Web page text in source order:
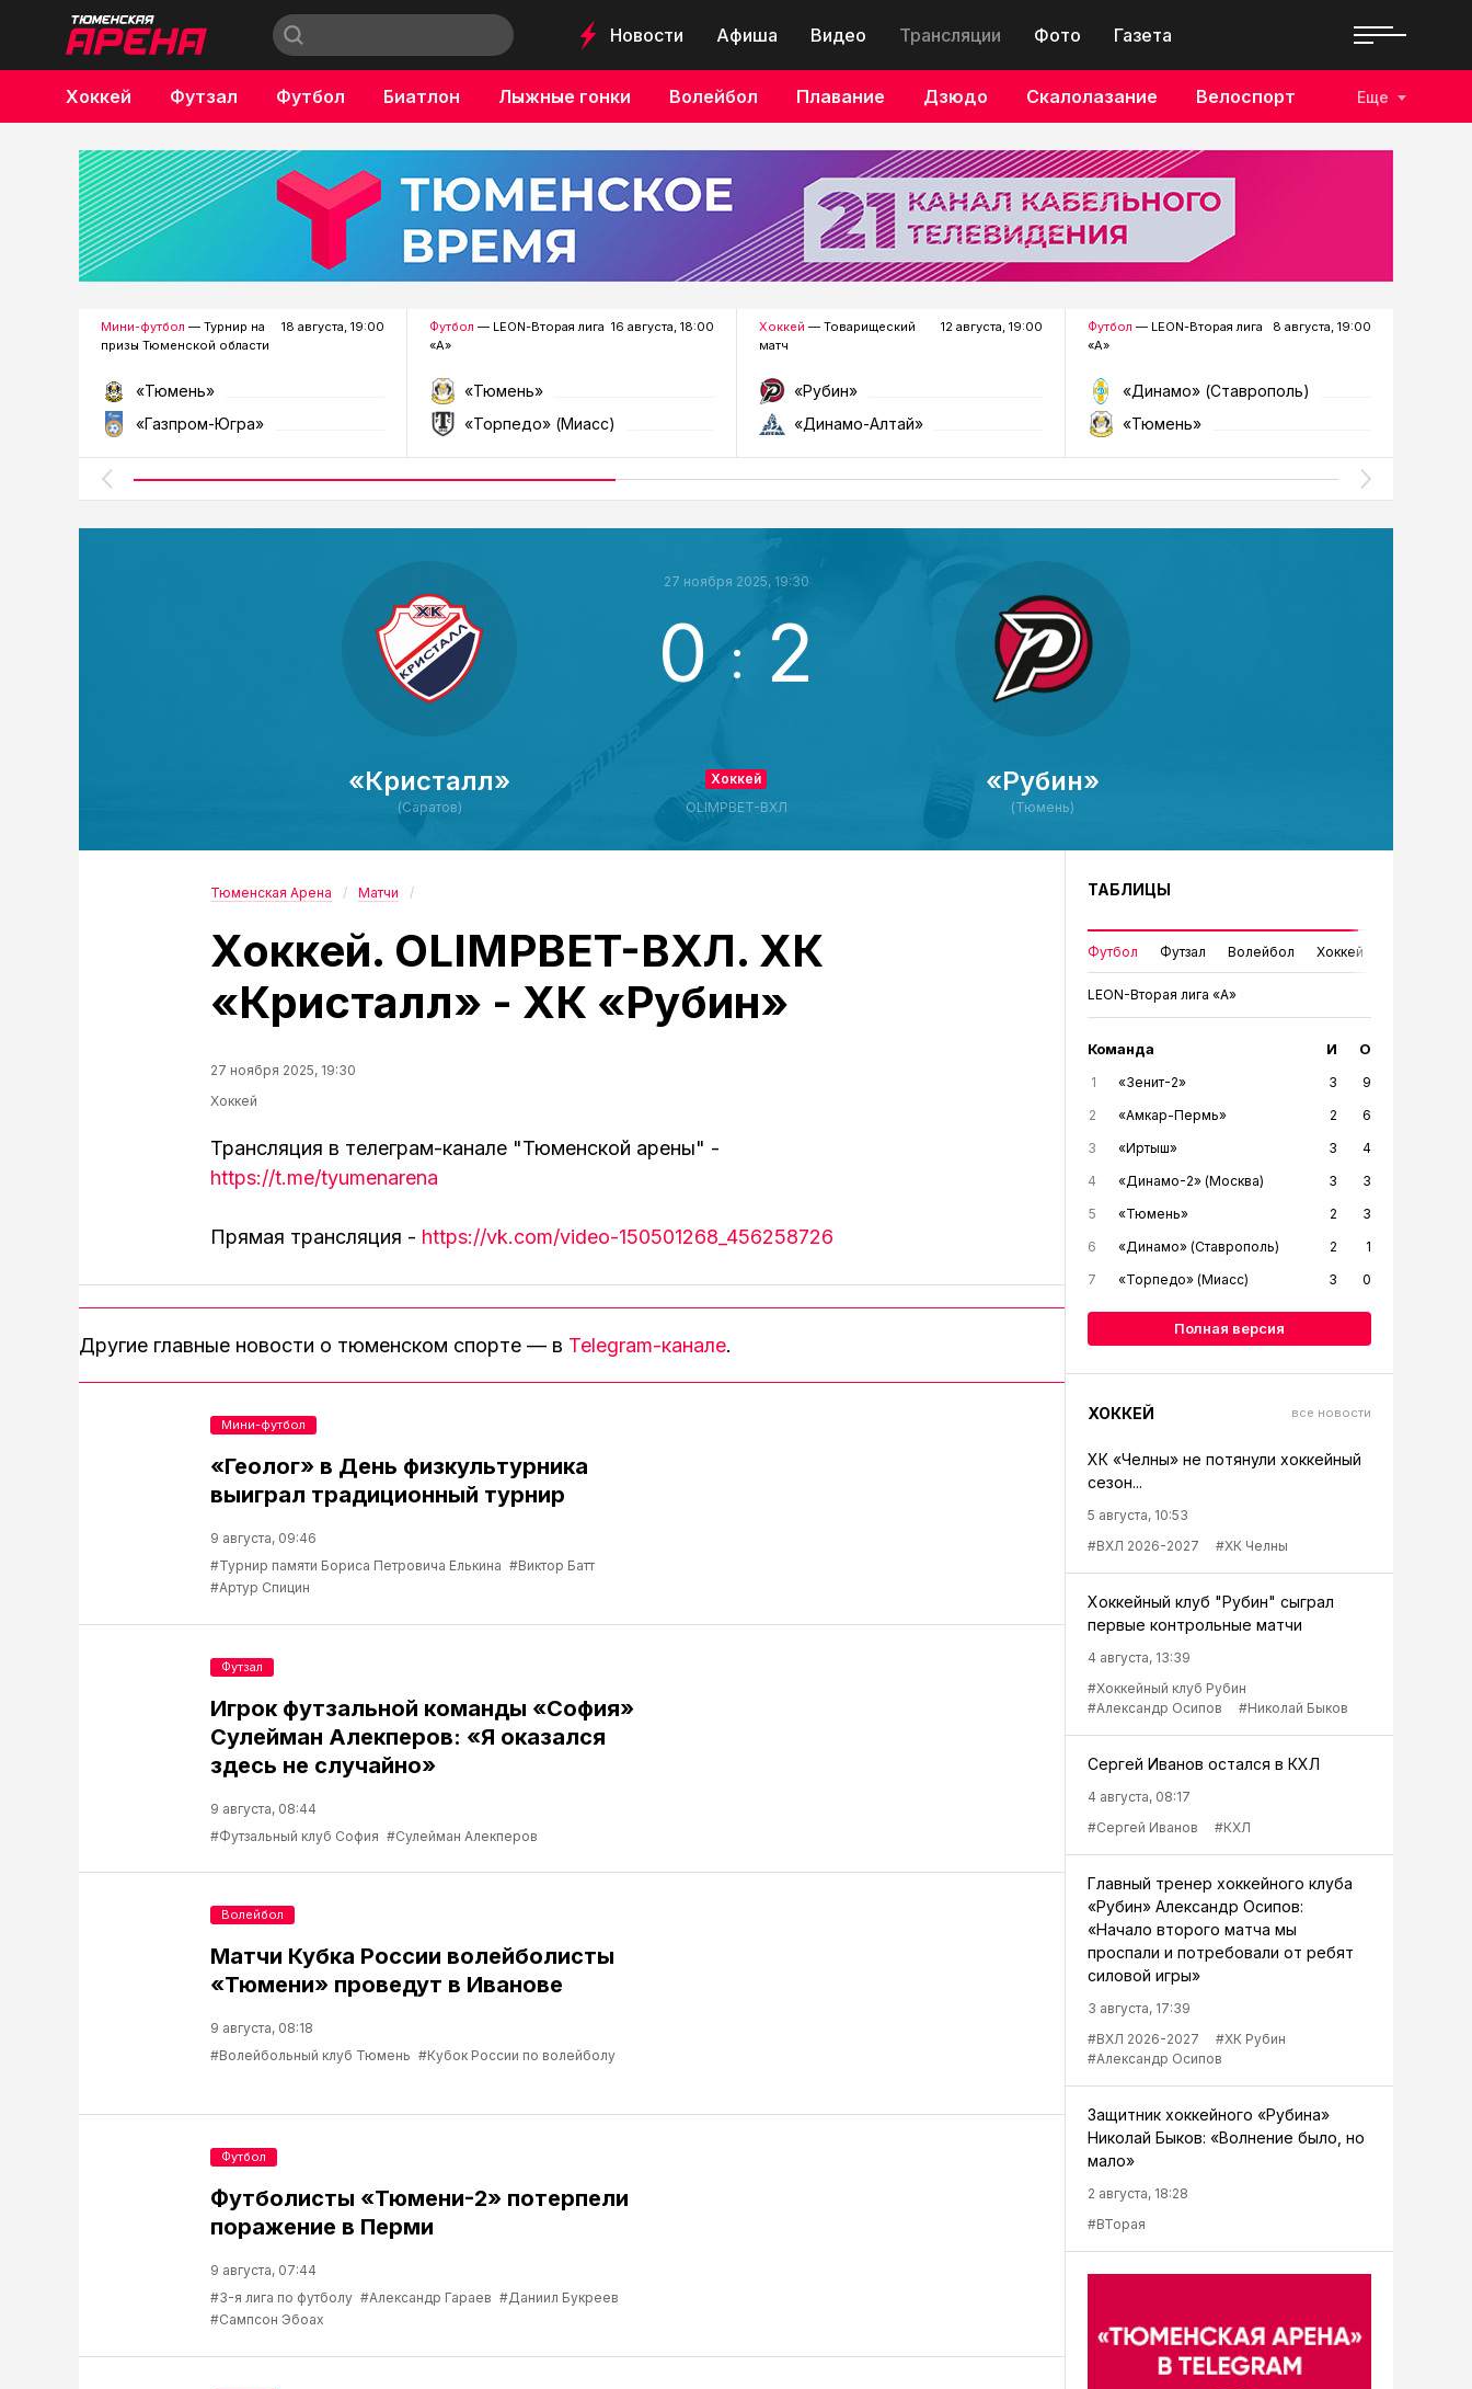
Новости Афиша Видео Трансляции Фото Газета
Хоккей Футзал Футбол Биатлон Лыжные гонки Волейбол Плавание Дзюдо Скалолазание Велоспорт
Бокс
Еще
Мини-футбол — Турнир на
призы Тюменской области
18 августа, 19:00
«Тюмень»
«Газпром-Югра»
Футбол — LEON-Вторая лига
«А»
16 августа, 18:00
«Тюмень»
«Торпедо» (Миасс)
Хоккей — Товарищеский
матч
12 августа, 19:00
«Рубин»
«Динамо-Алтай»
Футбол — LEON-Вторая лига
«А»
8 августа, 19:00
«Динамо» (Ставрополь)
«Тюмень»
«Кристалл»
(Саратов)
27 ноября 2025, 19:30
0 : 2
Хоккей
OLIMPBET-ВХЛ
«Рубин»
(Тюмень)
Тюменская Арена Матчи
Хоккей. OLIMPBET-ВХЛ. ХК
«Кристалл» - ХК «Рубин»
27 ноября 2025, 19:30
Хоккей
Трансляция в телеграм-канале "Тюменской арены" -
https://t.me/tyumenarena
Прямая трансляция - https://vk.com/video-150501268_456258726
Другие главные новости о тюменском спорте — в Telegram-канале.
«Геолог» в День физкультурника
выиграл традиционный турнир
9 августа, 09:46
#Турнир памяти Бориса Петровича Елькина #Виктор Батт
#Артур Спицин
Мини-футбол
Игрок футзальной команды «София»
Сулейман Алекперов: «Я оказался
здесь не случайно»
9 августа, 08:44
#Футзальный клуб София #Сулейман Алекперов
Футзал
Матчи Кубка России волейболисты
«Тюмени» проведут в Иванове
9 августа, 08:18
#Волейбольный клуб Тюмень #Кубок России по волейболу
Волейбол
Футболисты «Тюмени-2» потерпели
поражение в Перми
9 августа, 07:44
#3-я лига по футболу #Александр Гараев #Даниил Букреев
#Сампсон Эбоах
Футбол
ТАБЛИЦЫ
Футбол Футзал Волейбол Хоккей
LEON-Вторая лига «А»
Команда И О
1 «Зенит-2» 3
9
2
«Амкар-Пермь» 2
6
3
«Иртыш» 3
4
4
«Динамо-2» (Москва) 3
3
5
«Тюмень» 2
3
6
«Динамо» (Ставрополь) 2
1
7
«Торпедо» (Миасс) 3 0
Полная версия
ХОККЕЙ все новости
ХК «Челны» не потянули хоккейный
сезон...
5 августа, 10:53
#ВХЛ 2026-2027
#ХК Челны
Хоккейный клуб "Рубин" сыграл
первые контрольные матчи
4 августа, 13:39
#Хоккейный клуб Рубин
#Александр Осипов
#Николай Быков
Сергей Иванов остался в КХЛ
4 августа, 08:17
#Сергей Иванов
#КХЛ
Главный тренер хоккейного клуба
«Рубин» Александр Осипов:
«Начало второго матча мы
проспали и потребовали от ребят
силовой игры»
3 августа, 17:39
#ВХЛ 2026-2027
#ХК Рубин
#Александр Осипов
Защитник хоккейного «Рубина»
Николай Быков: «Волнение было, но
мало»
2 августа, 18:28
#ВТорая